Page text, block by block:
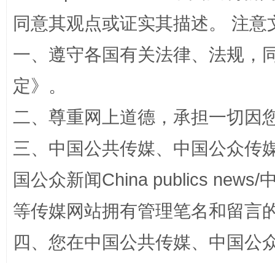
全民健身五年计划来了！等你上场
同意其观点或证实其描述。 注
一、遵守各国有关法律、法规，
定》。
二、尊重网上道德，承担一切因
三、中国公共传媒、中国公众传
国公众新闻China publics news/
等传媒网站拥有管理笔名和留言
四、您在中国公共传媒、中国公